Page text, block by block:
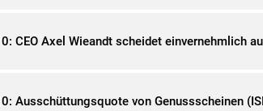
CEO Axel Wieandt scheidet einvernehmlich
Ausschüttungsquote von Genussscheinen